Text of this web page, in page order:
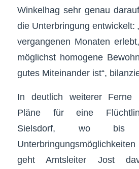
Winkelhag sehr genau
die Unterbringung entwickelt:
vergangenen Monaten
möglichst homogene
gutes Miteinander ist“,
In deutlich weiterer Ferne
Pläne für eine
Sielsdorf, wo bis
geht Amtsleiter Jost